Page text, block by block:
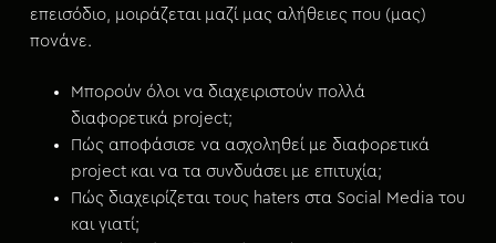
επεισόδιο, μοιράζεται μαζί μας αλήθειες που (μας)
πονάνε.
Μπορούν όλοι να διαχειριστούν πολλά
διαφορετικά project;
Πώς αποφάσισε να ασχοληθεί με διαφορετικά
project και να τα συνδυάσει με επιτυχία;
Πώς διαχειρίζεται τους haters στα Social Media του
και γιατί;